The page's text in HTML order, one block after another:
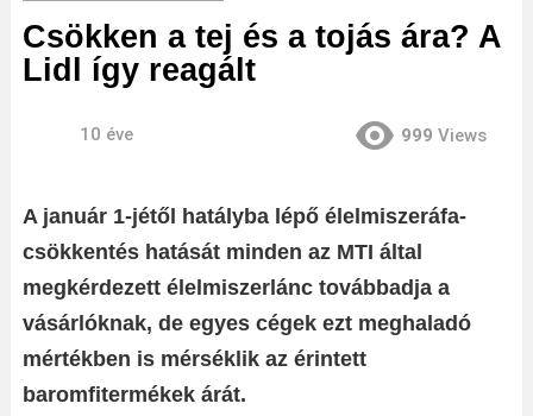
Csökken a tej és a tojás ára? A
Lidl így reagált
10 éve 999 Views
A január 1-jétől hatályba lépő élelmiszeráfa-
csökkentés hatását minden az MTI által
megkérdezett élelmiszerlánc továbbadja a
vásárlóknak, de egyes cégek ezt meghaladó
mértékben is mérséklik az érintett
baromfitermékek árát.